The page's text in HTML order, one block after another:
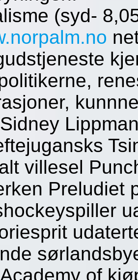
(syd-
villesel
Preludiet
of